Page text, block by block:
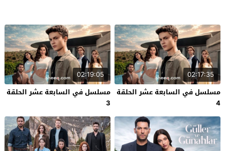
02:17:35
مسلسل في السابعة عشر الحلقة
4
02:19:05
مسلسل في السابعة عشر الحلقة
3